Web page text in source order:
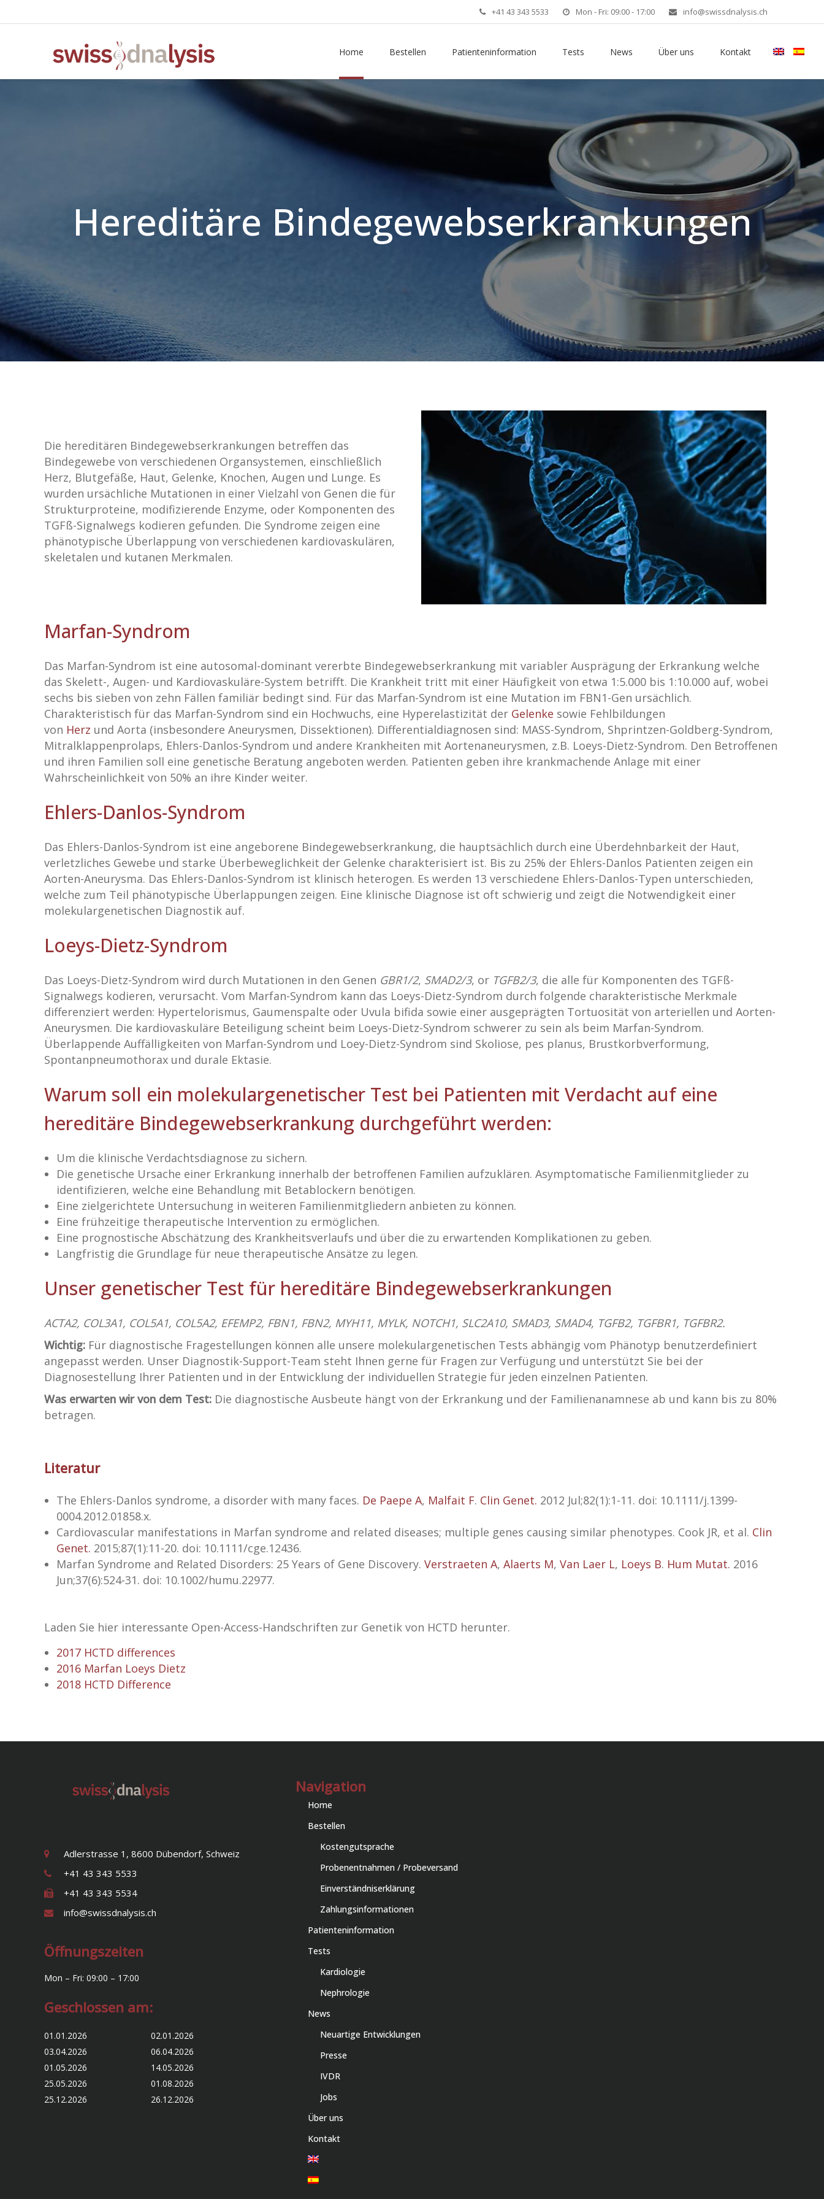
+41 43 343 5533 Mon - Fri: 09:00 - 17:00 info@swissdnalysis.ch
Home Bestellen Patienteninformation Tests News Über uns Kontakt
Hereditäre Bindegewebserkrankungen
Die hereditären Bindegewebserkrankungen betreffen das
Bindegewebe von verschiedenen Organsystemen, einschließlich
Herz, Blutgefäße, Haut, Gelenke, Knochen, Augen und Lunge. Es
wurden ursächliche Mutationen in einer Vielzahl von Genen die für
Strukturproteine, modifizierende Enzyme, oder Komponenten des
TGFß-Signalwegs kodieren gefunden. Die Syndrome zeigen eine
phänotypische Überlappung von verschiedenen kardiovaskulären,
skeletalen und kutanen Merkmalen.
Marfan-Syndrom
Das Marfan-Syndrom ist eine autosomal-dominant vererbte Bindegewebserkrankung mit variabler Ausprägung der Erkrankung welche
das Skelett-, Augen- und Kardiovaskuläre-System betrifft. Die Krankheit tritt mit einer Häufigkeit von etwa 1:5.000 bis 1:10.000 auf, wobei
sechs bis sieben von zehn Fällen familiär bedingt sind. Für das Marfan-Syndrom ist eine Mutation im FBN1-Gen ursächlich.
Charakteristisch für das Marfan-Syndrom sind ein Hochwuchs, eine Hyperelastizität der Gelenke sowie Fehlbildungen
von Herz und Aorta (insbesondere Aneurysmen, Dissektionen). Differentialdiagnosen sind: MASS-Syndrom, Shprintzen-Goldberg-Syndrom,
Mitralklappenprolaps, Ehlers-Danlos-Syndrom und andere Krankheiten mit Aortenaneurysmen, z.B. Loeys-Dietz-Syndrom. Den Betroffenen
und ihren Familien soll eine genetische Beratung angeboten werden. Patienten geben ihre krankmachende Anlage mit einer
Wahrscheinlichkeit von 50% an ihre Kinder weiter.
Ehlers-Danlos-Syndrom
Das Ehlers-Danlos-Syndrom ist eine angeborene Bindegewebserkrankung, die hauptsächlich durch eine Überdehnbarkeit der Haut,
verletzliches Gewebe und starke Überbeweglichkeit der Gelenke charakterisiert ist. Bis zu 25% der Ehlers-Danlos Patienten zeigen ein
Aorten-Aneurysma. Das Ehlers-Danlos-Syndrom ist klinisch heterogen. Es werden 13 verschiedene Ehlers-Danlos-Typen unterschieden,
welche zum Teil phänotypische Überlappungen zeigen. Eine klinische Diagnose ist oft schwierig und zeigt die Notwendigkeit einer
molekulargenetischen Diagnostik auf.
Loeys-Dietz-Syndrom
Das Loeys-Dietz-Syndrom wird durch Mutationen in den Genen GBR1/2, SMAD2/3, or TGFB2/3, die alle für Komponenten des TGFß-
Signalwegs kodieren, verursacht. Vom Marfan-Syndrom kann das Loeys-Dietz-Syndrom durch folgende charakteristische Merkmale
differenziert werden: Hypertelorismus, Gaumenspalte oder Uvula bifida sowie einer ausgeprägten Tortuosität von arteriellen und Aorten-
Aneurysmen. Die kardiovaskuläre Beteiligung scheint beim Loeys-Dietz-Syndrom schwerer zu sein als beim Marfan-Syndrom.
Überlappende Auffälligkeiten von Marfan-Syndrom und Loey-Dietz-Syndrom sind Skoliose, pes planus, Brustkorbverformung,
Spontanpneumothorax und durale Ektasie.
Warum soll ein molekulargenetischer Test bei Patienten mit Verdacht auf eine
hereditäre Bindegewebserkrankung durchgeführt werden:
Um die klinische Verdachtsdiagnose zu sichern.
Die genetische Ursache einer Erkrankung innerhalb der betroffenen Familien aufzuklären. Asymptomatische Familienmitglieder zu
identifizieren, welche eine Behandlung mit Betablockern benötigen.
Eine zielgerichtete Untersuchung in weiteren Familienmitgliedern anbieten zu können.
Eine frühzeitige therapeutische Intervention zu ermöglichen.
Eine prognostische Abschätzung des Krankheitsverlaufs und über die zu erwartenden Komplikationen zu geben.
Langfristig die Grundlage für neue therapeutische Ansätze zu legen.
Unser genetischer Test für hereditäre Bindegewebserkrankungen
ACTA2, COL3A1, COL5A1, COL5A2, EFEMP2, FBN1, FBN2, MYH11, MYLK, NOTCH1, SLC2A10, SMAD3, SMAD4, TGFB2, TGFBR1, TGFBR2.
Wichtig: Für diagnostische Fragestellungen können alle unsere molekulargenetischen Tests abhängig vom Phänotyp benutzerdefiniert
angepasst werden. Unser Diagnostik-Support-Team steht Ihnen gerne für Fragen zur Verfügung und unterstützt Sie bei der
Diagnosestellung Ihrer Patienten und in der Entwicklung der individuellen Strategie für jeden einzelnen Patienten.
Was erwarten wir von dem Test: Die diagnostische Ausbeute hängt von der Erkrankung und der Familienanamnese ab und kann bis zu 80%
betragen.
Literatur
The Ehlers-Danlos syndrome, a disorder with many faces. De Paepe A, Malfait F. Clin Genet. 2012 Jul;82(1):1-11. doi: 10.1111/j.1399-
0004.2012.01858.x.
Cardiovascular manifestations in Marfan syndrome and related diseases; multiple genes causing similar phenotypes. Cook JR, et al. Clin
Genet. 2015;87(1):11-20. doi: 10.1111/cge.12436.
Marfan Syndrome and Related Disorders: 25 Years of Gene Discovery. Verstraeten A, Alaerts M, Van Laer L, Loeys B. Hum Mutat. 2016
Jun;37(6):524-31. doi: 10.1002/humu.22977.
Laden Sie hier interessante Open-Access-Handschriften zur Genetik von HCTD herunter.
2017 HCTD differences
2016 Marfan Loeys Dietz
2018 HCTD Difference
Adlerstrasse 1, 8600 Dübendorf, Schweiz
+41 43 343 5533
+41 43 343 5534
info@swissdnalysis.ch
Öffnungszeiten
Mon – Fri: 09:00 – 17:00
Geschlossen am:
01.01.2026 02.01.2026
03.04.2026 06.04.2026
01.05.2026 14.05.2026
25.05.2026 01.08.2026
25.12.2026 26.12.2026
Navigation
Home
Bestellen
Kostengutsprache
Probenentnahmen / Probeversand
Einverständniserklärung
Zahlungsinformationen
Patienteninformation
Tests
Kardiologie
Nephrologie
News
Neuartige Entwicklungen
Presse
IVDR
Jobs
Über uns
Kontakt